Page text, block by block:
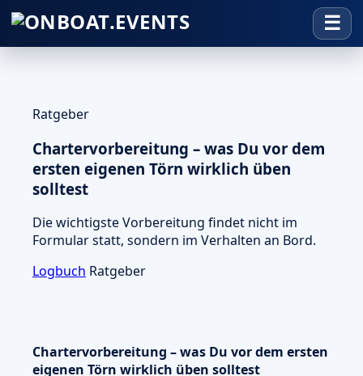
Ratgeber
Chartervorbereitung – was Du vor dem
ersten eigenen Törn wirklich üben
solltest
Die wichtigste Vorbereitung findet nicht im
Formular statt, sondern im Verhalten an Bord.
Logbuch Ratgeber
Chartervorbereitung – was Du vor dem ersten
eigenen Törn wirklich üben solltest